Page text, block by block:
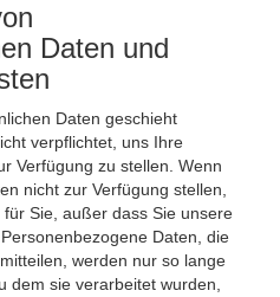
Daten und
Daten geschieht
verpflichtet, uns Ihre
Verfügung zu stellen. Wenn
nicht zur Verfügung stellen,
Sie, außer dass Sie unsere
Daten, die
werden nur so lange
dem sie verarbeitet wurden,